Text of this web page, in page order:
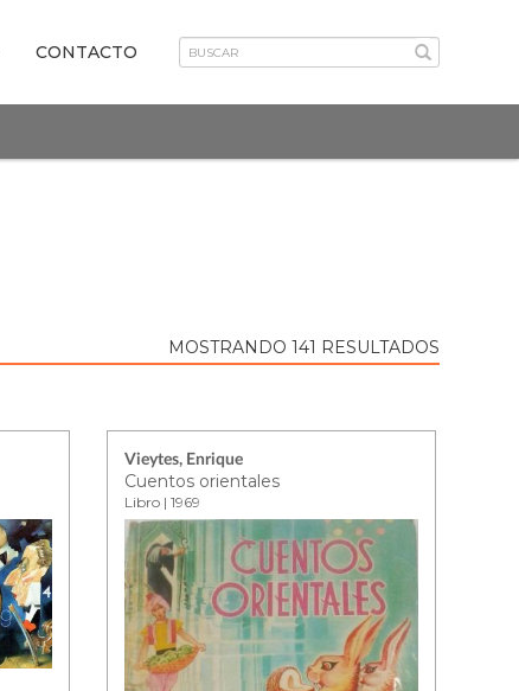
CONTACTO
MOSTRANDO 141 RESULTADOS
Vieytes, Enrique
Cuentos orientales
Libro | 1969